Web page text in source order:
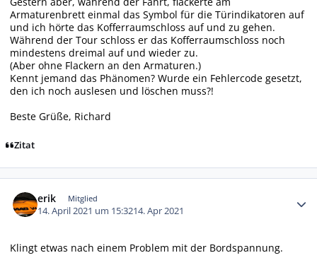
Armaturenbrett einmal das Symbol für die Türindikatoren auf
und ich hörte das Kofferraumschloss auf und zu gehen.
Während der Tour schloss er das Kofferraumschloss noch
mindestens dreimal auf und wieder zu.
(Aber ohne Flackern an den Armaturen.)
Kennt jemand das Phänomen? Wurde ein Fehlercode gesetzt,
den ich noch auslesen und löschen muss?!
Beste Grüße, Richard
Zitat
erik Mitglied
14. April 2021 um 15:3214. Apr 2021
Klingt etwas nach einem Problem mit der Bordspannung.